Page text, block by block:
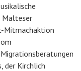
Malteser
Mitmachaktion
der Kirchlich